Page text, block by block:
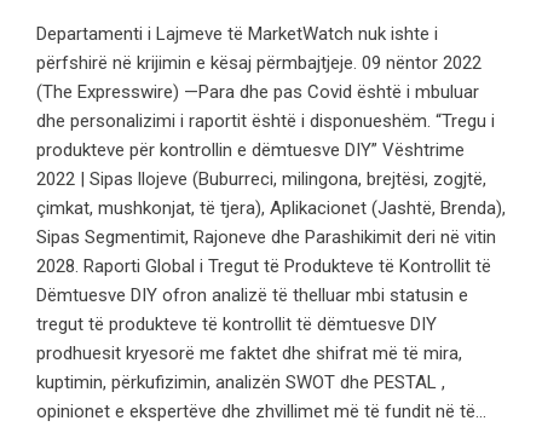
Departamenti i Lajmeve të MarketWatch nuk ishte i
përfshirë në krijimin e kësaj përmbajtjeje. 09 nëntor 2022
(The Expresswire) —Para dhe pas Covid është i mbuluar
dhe personalizimi i raportit është i disponueshëm. “Tregu i
produkteve për kontrollin e dëmtuesve DIY” Vështrime
2022 | Sipas llojeve (Buburreci, milingona, brejtësi, zogjtë,
çimkat, mushkonjat, të tjera), Aplikacionet (Jashtë, Brenda),
Sipas Segmentimit, Rajoneve dhe Parashikimit deri në vitin
2028. Raporti Global i Tregut të Produkteve të Kontrollit të
Dëmtuesve DIY ofron analizë të thelluar mbi statusin e
tregut të produkteve të kontrollit të dëmtuesve DIY
prodhuesit kryesorë me faktet dhe shifrat më të mira,
kuptimin, përkufizimin, analizën SWOT dhe PESTAL ,
opinionet e ekspertëve dhe zhvillimet më të fundit në të...